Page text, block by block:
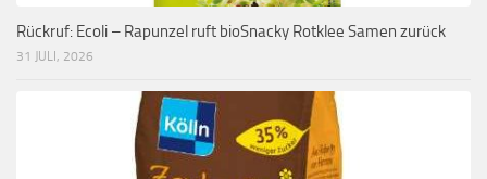
Rückruf: Ecoli – Rapunzel ruft bioSnacky Rotklee Samen zurück
31 JULI, 2026